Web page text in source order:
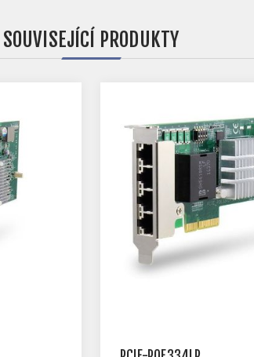
SOUVISEJÍCÍ PRODUKTY